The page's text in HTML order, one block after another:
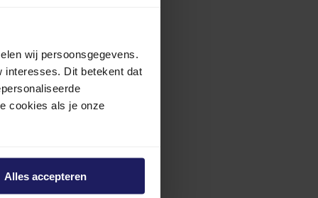
wij persoonsgegevens.
interesses. Dit betekent dat
cookies als je onze
Alles accepteren